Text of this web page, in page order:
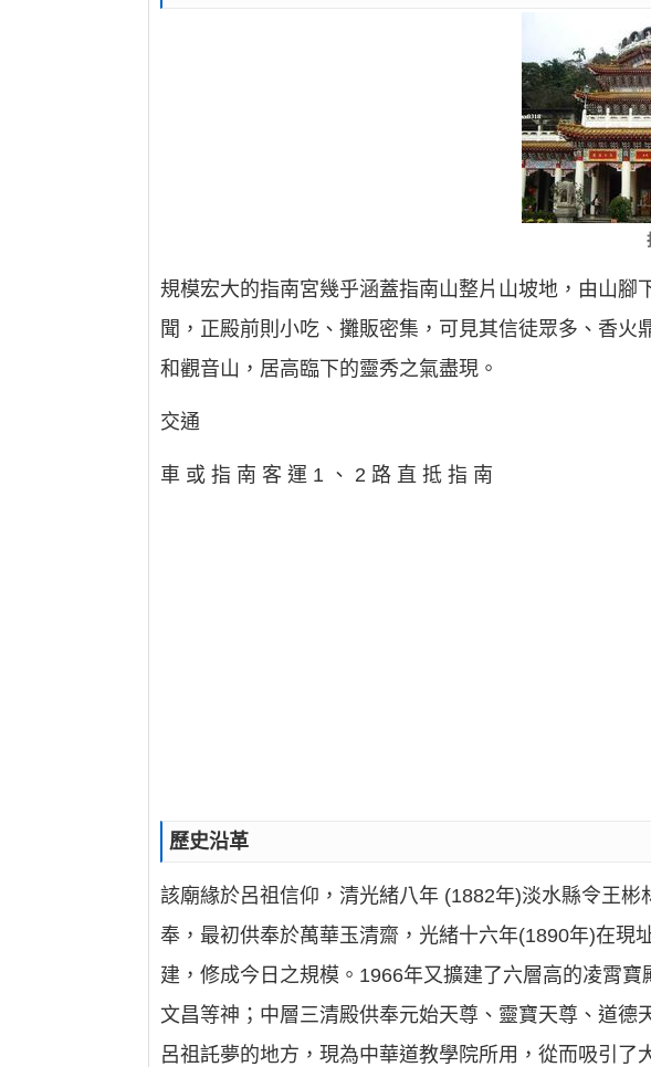
規模宏大的指南宮幾乎涵蓋指南山整片山坡地，由山
聞，正殿前則小吃、攤販密集，可見其信徒眾多、香
和觀音山，居高臨下的靈秀之氣盡現。
交通
車 或 指 南 客 運 1 、 2 路 直 抵 指 南
歷史沿革
該廟緣於呂祖信仰，清光緒八年 (1882年)淡水縣令王
奉，最初供奉於萬華玉清齋，光緒十六年(1890年)在現
建，修成今日之規模。1966年又擴建了六層高的凌霄
文昌等神；中層三清殿供奉元始天尊、靈寶天尊、道德
呂祖託夢的地方，現為中華道教學院所用，從而吸引